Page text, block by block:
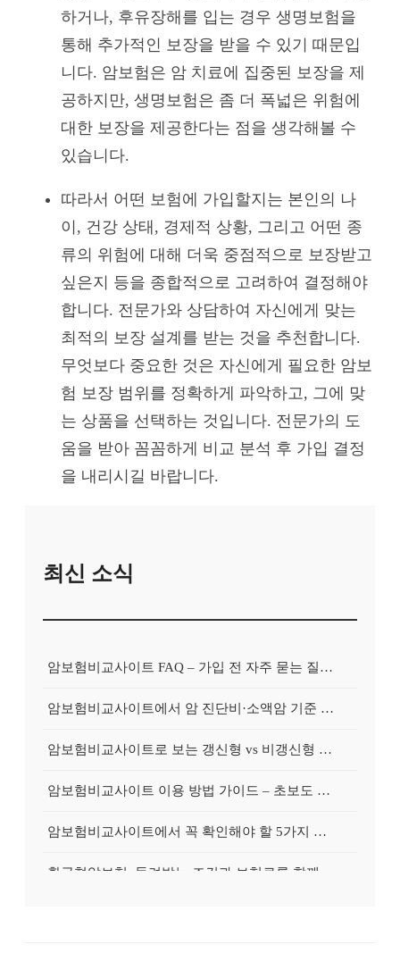
하거나, 후유장해를 입는 경우 생명보험을
통해 추가적인 보장을 받을 수 있기 때문입
니다. 암보험은 암 치료에 집중된 보장을 제
공하지만, 생명보험은 좀 더 폭넓은 위험에
대한 보장을 제공한다는 점을 생각해볼 수
있습니다.
따라서 어떤 보험에 가입할지는 본인의 나
이, 건강 상태, 경제적 상황, 그리고 어떤 종
류의 위험에 대해 더욱 중점적으로 보장받고
싶은지 등을 종합적으로 고려하여 결정해야
합니다. 전문가와 상담하여 자신에게 맞는
최적의 보장 설계를 받는 것을 추천합니다.
무엇보다 중요한 것은 자신에게 필요한 암보
험 보장 범위를 정확하게 파악하고, 그에 맞
는 상품을 선택하는 것입니다. 전문가의 도
움을 받아 꼼꼼하게 비교 분석 후 가입 결정
을 내리시길 바랍니다.
최신 소식
암보험비교사이트 FAQ – 가입 전 자주 묻는 질문 정리
암보험비교사이트에서 암 진단비·소액암 기준 제대로 비교하기
암보험비교사이트로 보는 갱신형 vs 비갱신형 암보험 차이
암보험비교사이트 이용 방법 가이드 – 초보도 쉽게 비교하는 순서
암보험비교사이트에서 꼭 확인해야 할 5가지 비교 포인트